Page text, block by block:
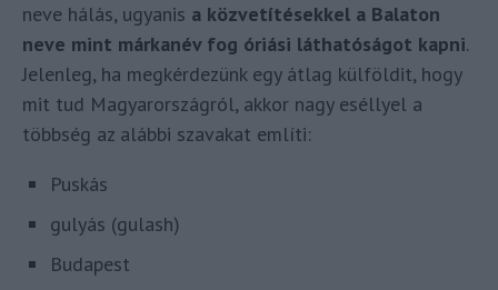
neve hálás, ugyanis a közvetítésekkel a Balaton
neve mint márkanév fog óriási láthatóságot kapni.
Jelenleg, ha megkérdezünk egy átlag külföldit, hogy
mit tud Magyarországról, akkor nagy eséllyel a
többség az alábbi szavakat említi:
Puskás
gulyás (gulash)
Budapest